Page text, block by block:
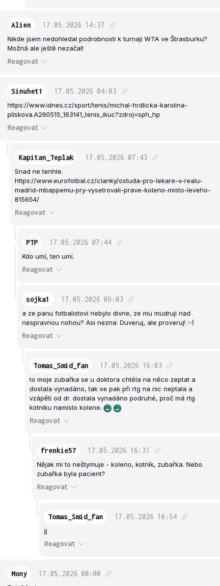
Alien 17.05.2026 14:37
Nikde jsem nedohledal podrobnosti k turnaji WTA ve Štrasburku?
Možná ale ještě nezačal!
Reagovat
Sinuhet1 17.05.2026 04:03
https://www.idnes.cz/sport/tenis/michal-hrdlicka-karolina-
pliskova.A260515_163141_tenis_ikuc?zdroj=sph_hp
Reagovat
Kapitan_Teplak 17.05.2026 07:43
Snad ne tenhle.
https://www.eurofotbal.cz/clanky/ostuda-pro-lekare-v-realu-
madrid-mbappemu-pry-vysetrovali-prave-koleno-misto-leveho-
815654/
Reagovat
PTP 17.05.2026 07:44
Kdo umí, ten umí.
Reagovat
sojka1 17.05.2026 09:03
a ze panu fotbalistovi nebylo divne, ze mu mudruji nad
nespravnou nohou? Asi nezna: Duveruj, ale proveruj! :-)
Reagovat
Tomas_Smid_fan 17.05.2026 16:03
to moje zubařka se u doktora chtěla na něco zeptat a
dostala vynadáno, tak se pak při rtg na nic neptala a
vzápětí od dr. dostala vynadáno podruhé, proč má rtg
kotníku namísto kolene.
Reagovat
frenkie57 17.05.2026 16:31
Nějak mi to neštymuje - koleno, kotník, zubařka. Nebo
zubařka byla pacient?
Reagovat
Tomas_Smid_fan 17.05.2026 16:54
jj
Reagovat
Mony 17.05.2026 00:00